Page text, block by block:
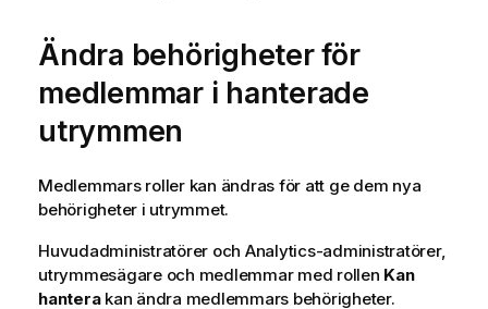
Ändra behörigheter för
medlemmar i hanterade
utrymmen
Medlemmars roller kan ändras för att ge dem nya
behörigheter i utrymmet.
Huvudadministratörer och Analytics-administratörer,
utrymmesägare och medlemmar med rollen Kan
hanterakan ändra medlemmars behörigheter.